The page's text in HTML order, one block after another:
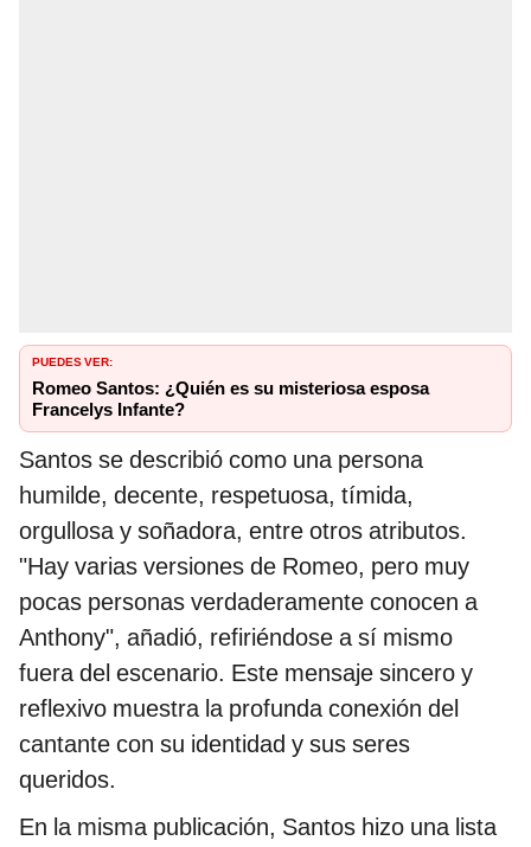
PUEDES VER:
Romeo Santos: ¿Quién es su misteriosa esposa
Francelys Infante?
Santos se describió como una persona
humilde, decente, respetuosa, tímida,
orgullosa y soñadora, entre otros atributos.
"Hay varias versiones de Romeo, pero muy
pocas personas verdaderamente conocen a
Anthony", añadió, refiriéndose a sí mismo
fuera del escenario. Este mensaje sincero y
reflexivo muestra la profunda conexión del
cantante con su identidad y sus seres
queridos.
En la misma publicación, Santos hizo una lista